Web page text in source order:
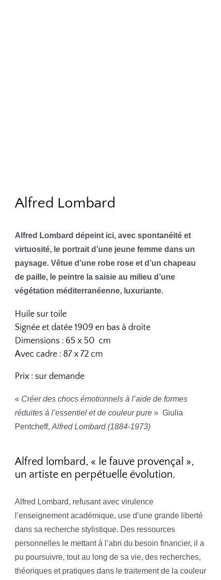
Alfred Lombard
Alfred Lombard dépeint ici, avec spontanéité et
virtuosité, le portrait d’une jeune femme dans un
paysage. Vêtue d’une robe rose et d’un chapeau
de paille, le peintre la saisie au milieu d’une
végétation méditerranéenne, luxuriante.
Huile sur toile
Signée et datée 1909 en bas à droite
Dimensions : 65 x 50 cm
Avec cadre : 87 x 72 cm
Prix : sur demande
« Créer des chocs émotionnels à l’aide de formes
réduites à l’essentiel et de couleur pure » Giulia
Pentcheff, Alfred Lombard (1884-1973)
Alfred lombard, « le fauve provençal »,
un artiste en perpétuelle évolution.
Alfred Lombard, refusant avec virulence
l’enseignement académique, use d’une grande liberté
dans sa recherche stylistique. Des ressources
personnelles le mettant à l’abri du besoin financier, il a
pu poursuivre, tout au long de sa vie, des recherches,
théoriques et pratiques dans le traitement de la couleur